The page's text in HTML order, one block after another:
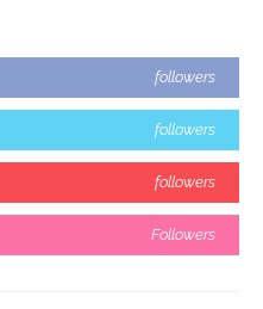
followers
followers
followers
Followers